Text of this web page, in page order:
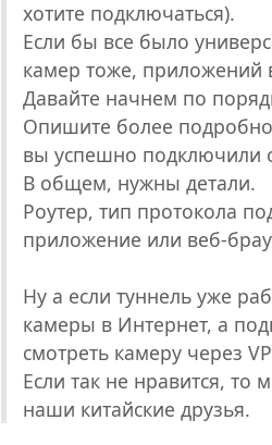
хотите подключаться).
Если бы все было
камер тоже, приложений
Давайте начнем по
Опишите более подробно
вы успешно подключили
В общем, нужны детали.
Роутер, тип протокола
приложение или веб-
Ну а если туннель уже
камеры в Интернет, а
смотреть камеру через
Если так не нравится, то
наши китайские друзья.